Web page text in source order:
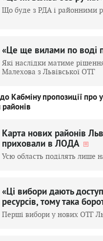
Що буде з РДА і районними
«Це ще вилами по воді
Які наслідки матиме
Малехова з Львівської ОТГ
Кабміну пропозиції про
Карта нових районів
приховали в ЛОДА
Усю область поділять лише
«Ці вибори дають
ресурсів, тому така
Перші вибори у нових ОТГ